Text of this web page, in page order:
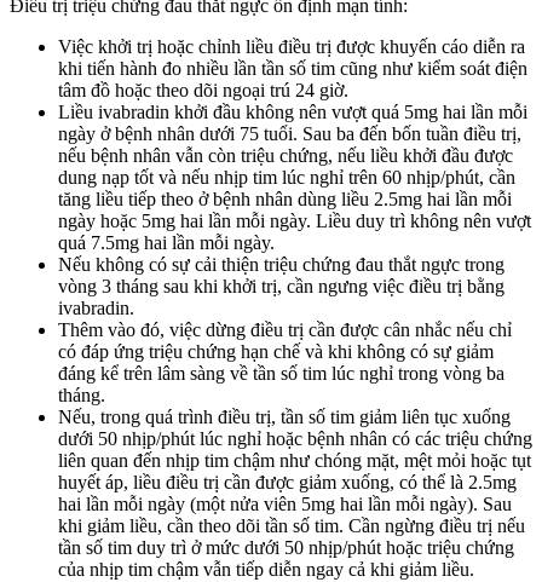
Điều trị triệu chứng đau thắt ngực ổn định mạn tính:
Việc khởi trị hoặc chỉnh liều điều trị được khuyến cáo diễn ra
khi tiến hành đo nhiều lần tần số tim cũng như kiểm soát điện
tâm đồ hoặc theo dõi ngoại trú 24 giờ.
Liều ivabradin khởi đầu không nên vượt quá 5mg hai lần mỗi
ngày ở bệnh nhân dưới 75 tuổi. Sau ba đến bốn tuần điều trị,
nếu bệnh nhân vẫn còn triệu chứng, nếu liều khởi đầu được
dung nạp tốt và nếu nhịp tim lúc nghỉ trên 60 nhịp/phút, cần
tăng liều tiếp theo ở bệnh nhân dùng liều 2.5mg hai lần mỗi
ngày hoặc 5mg hai lần mỗi ngày. Liều duy trì không nên vượt
quá 7.5mg hai lần mỗi ngày.
Nếu không có sự cải thiện triệu chứng đau thắt ngực trong
vòng 3 tháng sau khi khởi trị, cần ngưng việc điều trị bằng
ivabradin.
Thêm vào đó, việc dừng điều trị cần được cân nhắc nếu chỉ
có đáp ứng triệu chứng hạn chế và khi không có sự giảm
đáng kể trên lâm sàng về tần số tim lúc nghỉ trong vòng ba
tháng.
Nếu, trong quá trình điều trị, tần số tim giảm liên tục xuống
dưới 50 nhịp/phút lúc nghỉ hoặc bệnh nhân có các triệu chứng
liên quan đến nhịp tim chậm như chóng mặt, mệt mỏi hoặc tụt
huyết áp, liều điều trị cần được giảm xuống, có thể là 2.5mg
hai lần mỗi ngày (một nửa viên 5mg hai lần mỗi ngày). Sau
khi giảm liều, cần theo dõi tần số tim. Cần ngừng điều trị nếu
tần số tim duy trì ở mức dưới 50 nhịp/phút hoặc triệu chứng
của nhịp tim chậm vẫn tiếp diễn ngay cả khi giảm liều.